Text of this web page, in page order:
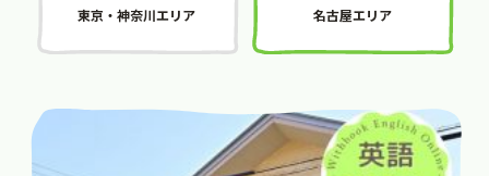
東京・神奈川エリア 名古屋エリア